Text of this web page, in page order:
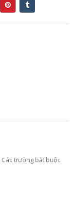
Các trường bắt buộc